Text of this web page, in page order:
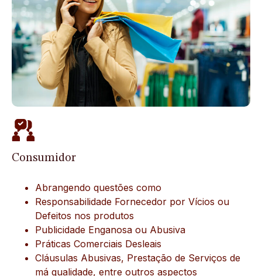
Consumidor
Abrangendo questões como
Responsabilidade Fornecedor por Vícios ou
Defeitos nos produtos
Publicidade Enganosa ou Abusiva
Práticas Comerciais Desleais
Cláusulas Abusivas, Prestação de Serviços de
má qualidade, entre outros aspectos